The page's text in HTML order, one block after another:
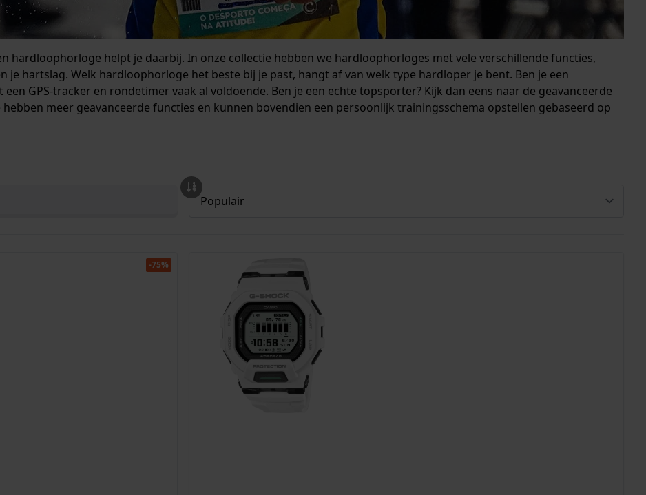
hardloophorloge helpt je daarbij. In onze collectie hebben we hardloophorloges met vele verschillende functies,
je hartslag. Welk hardloophorloge het beste bij je past, hangt af van welk type hardloper je bent. Ben je een
GPS-tracker en rondetimer vaak al voldoende. Ben je een echte topsporter? Kijk dan eens naar de geavanceerde
meer geavanceerde functies en kunnen bovendien een persoonlijk trainingsschema opstellen gebaseerd op
-75%